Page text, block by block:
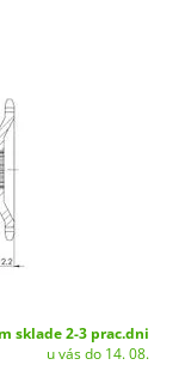
sklade 2-3 prac.dni
u vás do 14. 08.